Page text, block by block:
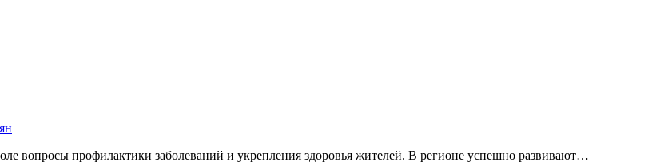
вопросы профилактики заболеваний и укрепления здоровья жителей. В регионе успешно развивают…